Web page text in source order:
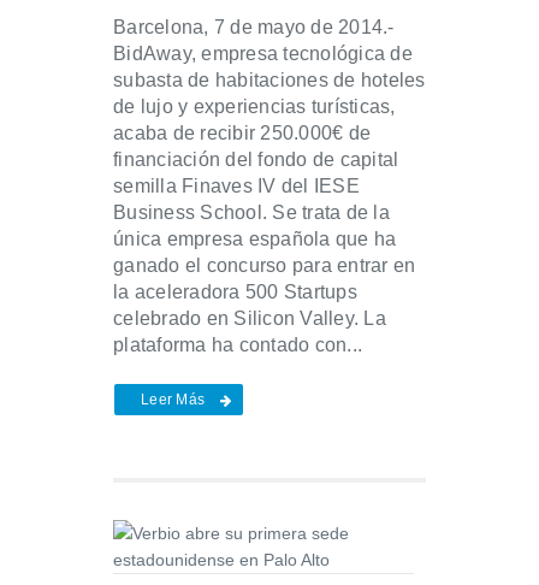
Barcelona, 7 de mayo de 2014.-
BidAway, empresa tecnológica de
subasta de habitaciones de hoteles
de lujo y experiencias turísticas,
acaba de recibir 250.000€ de
financiación del fondo de capital
semilla Finaves IV del IESE
Business School. Se trata de la
única empresa española que ha
ganado el concurso para entrar en
la aceleradora 500 Startups
celebrado en Silicon Valley. La
plataforma ha contado con...
Leer Más